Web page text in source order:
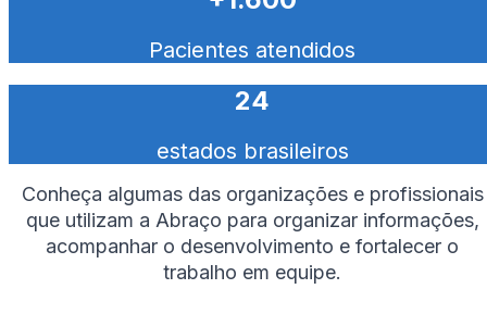
Pacientes atendidos
24
estados brasileiros
Conheça algumas das organizações e profissionais
que utilizam a Abraço para organizar informações,
acompanhar o desenvolvimento e fortalecer o
trabalho em equipe.